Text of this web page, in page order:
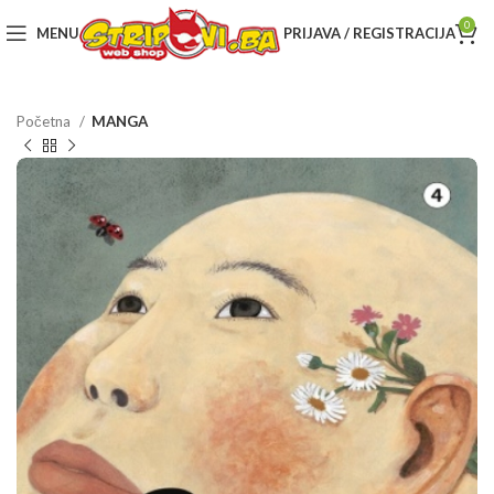
MENU PRIJAVA / REGISTRACIJA 0
Početna MANGA